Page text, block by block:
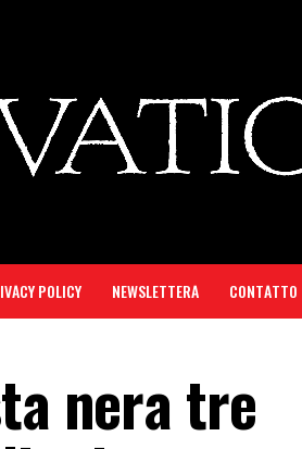
POLICY NEWSLETTERA CONTATTO
nera tre